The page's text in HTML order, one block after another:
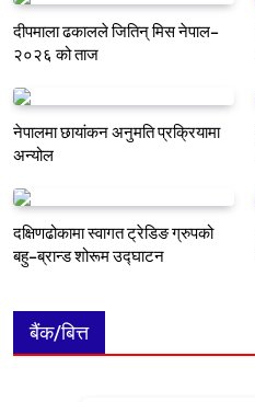
दीपमाला ढकालले जितिन् मिस नेपाल–
२०२६ को ताज
नेपालमा छायांकन अनुमति प्रक्रियामा
अन्योल
दक्षिणढोकामा स्वागत ट्रेडिङ ग्रुपको
बहु–ब्रान्ड शोरूम उद्घाटन
बैंक/बित्त